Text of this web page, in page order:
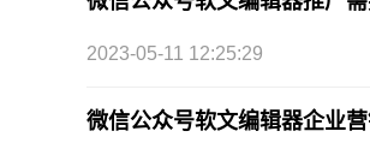
2023-05-11 12:25:29
微信公众号软文编辑器企业